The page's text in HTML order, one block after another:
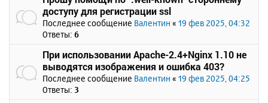
доступу для регистрации ssl
Последнее сообщение Валентин « 19 фев 2025, 04:32
Ответы: 6
При использовании Apache-2.4+Nginx 1.10 не
выводятся изображения и ошибка 403?
Последнее сообщение Валентин « 19 фев 2025, 04:25
Ответы: 3